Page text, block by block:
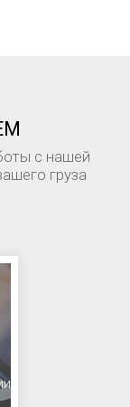
с нашей
груза